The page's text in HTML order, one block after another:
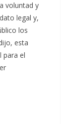
voluntad y
legal y,
los
esta
para el